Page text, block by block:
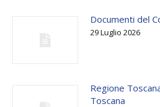
Documenti del
29 Luglio 2026
Regione
Toscana